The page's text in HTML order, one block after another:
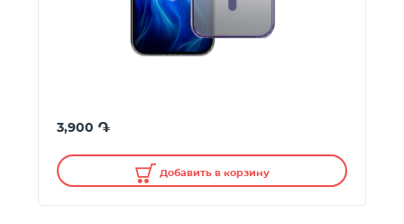
3,900 ֏
Добавить в корзину